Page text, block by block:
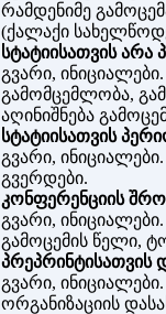
რამდენიმე
(ქალაქი
სტატიისათვის არა
გვარი,
გამომცემლობა,
აღინიშნება
სტატიისათვის
გვარი,
გვერდები.
კონფერენციის
გვარი,
გამოცემის წელი,
პრეპრინტისათვის
გვარი,
ორგანიზაციის